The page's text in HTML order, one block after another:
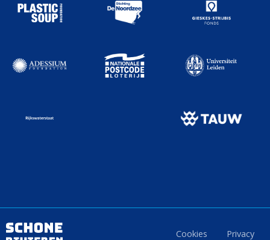
Cookies Privacy